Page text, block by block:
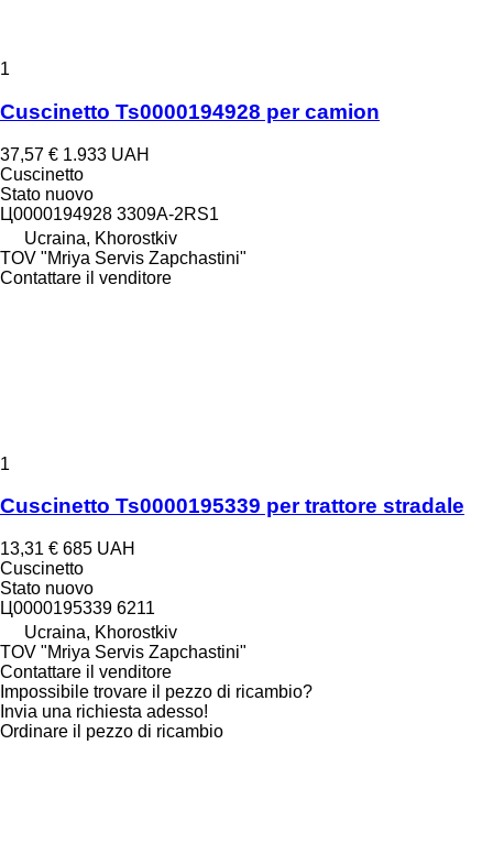
1
Cuscinetto Ts0000194928 per camion
37,57 € 1.933 UAH
Cuscinetto
Stato nuovo
Ц0000194928 3309A-2RS1
Ucraina, Khorostkiv
TOV "Mriya Servis Zapchastini"
Contattare il venditore
1
Cuscinetto Ts0000195339 per trattore stradale
13,31 € 685 UAH
Cuscinetto
Stato nuovo
Ц0000195339 6211
Ucraina, Khorostkiv
TOV "Mriya Servis Zapchastini"
Contattare il venditore
Impossibile trovare il pezzo di ricambio?
Invia una richiesta adesso!
Ordinare il pezzo di ricambio